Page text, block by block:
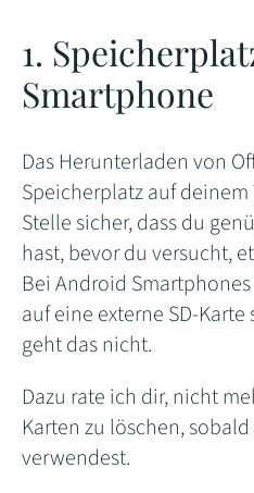
1.
Smartphone
Das Herunterladen von
Speicherplatz auf
Stelle sicher, dass du
hast, bevor du versucht,
Bei Android
auf eine externe SD-
geht das nicht.
Dazu rate ich dir, nicht
Karten zu löschen,
verwendest.